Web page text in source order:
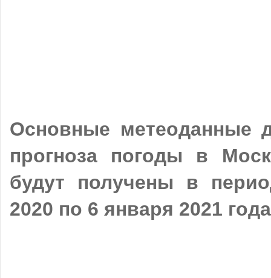
Основные метеоданные
прогноза погоды в
будут получены в
2020 по 6 января 2021